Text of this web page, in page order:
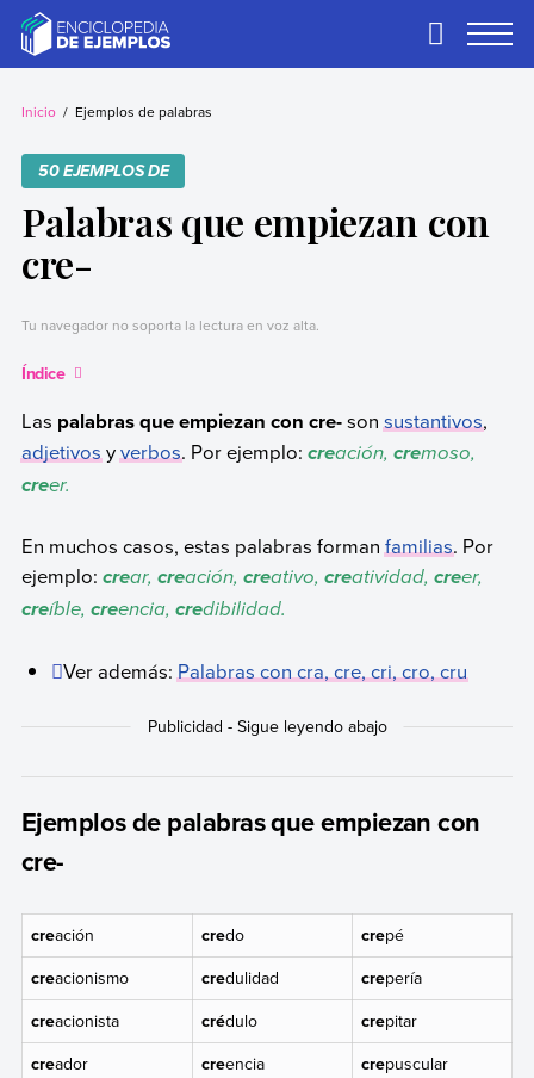
contentEjemplos
Necesitas ejemplos.
Primary
Inicio Ejemplos de palabras
50 EJEMPLOS DE
Palabras que empiezan con
cre-
Tu navegador no soporta la lectura en voz alta.
Índice
Las palabras que empiezan con cre-sonsustantivos,
adjetivosyverbos. Por ejemplo: creación, cremoso,
creer.
En muchos casos, estas palabras formanfamilias. Por
ejemplo: crear, creación, creativo, creatividad, creer,
creíble, creencia, credibilidad.
Ver además:Palabras con cra, cre, cri, cro, cru
Ejemplos de palabras que empiezan con
cre-
creación credo crepé
creacionismo credulidad crepería
creacionista crédulo crepitar
creador creencia crepuscular